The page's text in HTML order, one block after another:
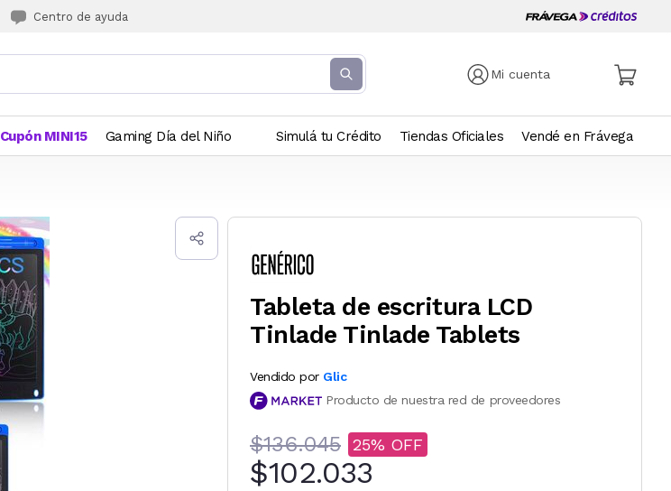
Centro de ayuda
Mi cuenta
Cupón MINI15 Gaming Día del Niño Simulá tu Crédito Tiendas Oficiales Vendé en Frávega
Tableta de escritura LCD
Tinlade Tinlade Tablets
Vendido por Glic
Producto de nuestra red de proveedores
$136.045 25
$102.033